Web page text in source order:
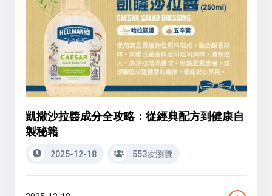
凱撒沙拉醬成分全攻略：從經典配方到健康自
製秘籍
2025-12-18 553次瀏覽